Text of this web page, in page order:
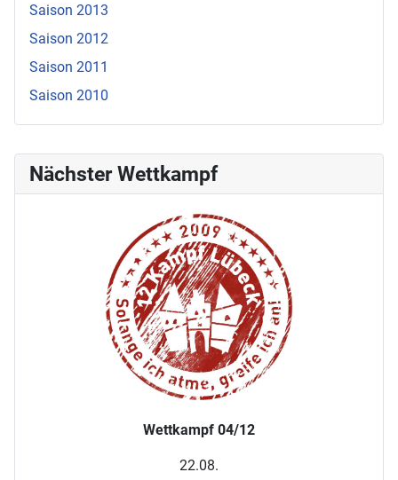
Nächster Wettkampf
Wettkampf 04/12
22.08.
Saison 2013
Saison 2012
Saison 2011
Saison 2010